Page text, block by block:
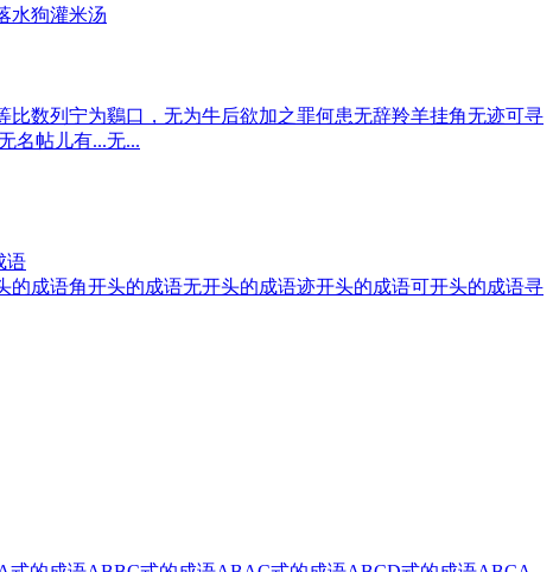
水狗灌米汤
比数列 宁为鷄口，无为牛后欲加之罪何患无辞羚羊挂角无迹可寻
名帖儿有...无...
语
的成语角开头的成语无开头的成语迹开头的成语可开头的成语寻